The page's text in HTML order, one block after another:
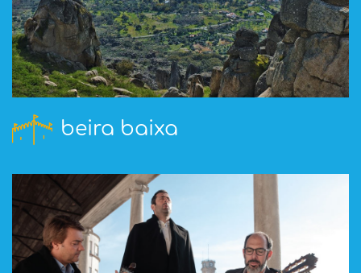
beira baixa